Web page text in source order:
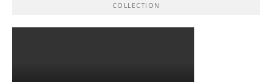
COLLECTION